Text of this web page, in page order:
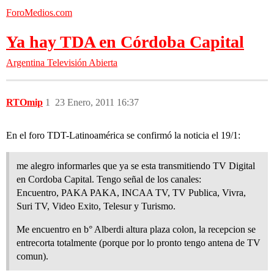
ForoMedios.com
Ya hay TDA en Córdoba Capital
Argentina Televisión Abierta
RTOmip 23 Enero, 2011 16:37
1
En el foro TDT-Latinoamérica se confirmó la noticia el 19/1:
me alegro informarles que ya se esta transmitiendo TV Digital
en Cordoba Capital. Tengo señal de los canales:
Encuentro, PAKA PAKA, INCAA TV, TV Publica, Vivra,
Suri TV, Video Exito, Telesur y Turismo.
Me encuentro en b° Alberdi altura plaza colon, la recepcion se
entrecorta totalmente (porque por lo pronto tengo antena de TV
comun).